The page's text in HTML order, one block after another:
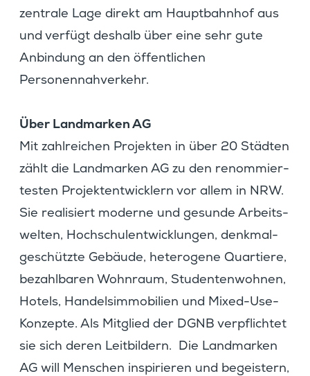
zentrale Lage direkt am Haupt­bahnhof aus
und verfügt deshalb über eine sehr gute
Anbin­dung an den öffent­li­chen
Personennahverkehr.
Über Landmarken AG
Mit zahlrei­chen Projekten in über 20 Städten
zählt die Landmarken AG zu den renom­mier­
testen Projekt­ent­wick­lern vor allem in NRW.
Sie reali­siert moderne und gesunde Arbeits­
welten, Hochschul­ent­wick­lungen, denkmal­
ge­schützte Gebäude, hetero­gene Quartiere,
bezahl­baren Wohnraum, Studen­ten­wohnen,
Hotels, Handels­im­mo­bi­lien und Mixed-Use-
Konzepte. Als Mitglied der DGNB verpflichtet
sie sich deren Leitbil­dern. Die Landmarken
AG will Menschen inspi­rieren und begeis­tern,